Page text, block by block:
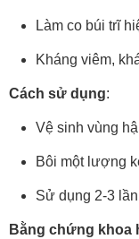
Làm co búi trĩ
Kháng viêm,
Cách sử dụng:
Vệ sinh vùng
Bôi một lượng
Sử dụng 2-3
Bằng chứng khoa